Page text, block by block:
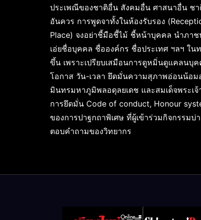
ประเพณีของชาติอื่น สังคมอื่น ศาสนาอื่น ช
อันควร การพูดจาทั้งในห้องรับรอง
Place) จงอย่าชี้มือชี้ไม้ ชี้หน้าบุคคล นำภ
เอ่ยชื่อบุคคล ชื่อองค์กร ชื่อประเทศ ฯลฯ ใน
ขึ้น เพราะเปรียบเสมือนการดูหมิ่นดูแคลนบุ
โอกาส วัน-เวลา ยึดมั่นความสุภาพอ่อนน้อม
มินทรมหาภูมิพลอดุลยเดช และสมเด็จพระเ
การยึดมั่น Code of conduct, Honour
ของการปาฐกถาพิเศษ ที่ผู้เข้าร่วมกิจกรรม
ตอบคำถามของวิทยากร